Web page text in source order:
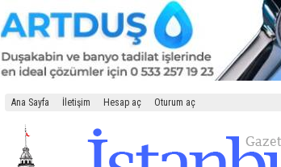
Ana Sayfa İletişim Hesap aç Oturum aç